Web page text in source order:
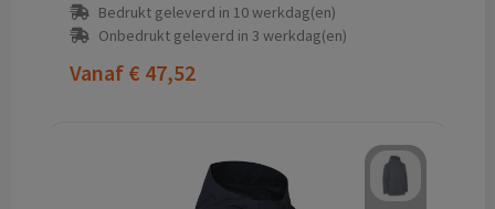
Bedrukt geleverd in 10 werkdag(en)
Onbedrukt geleverd in 3 werkdag(en)
Vanaf € 47,52